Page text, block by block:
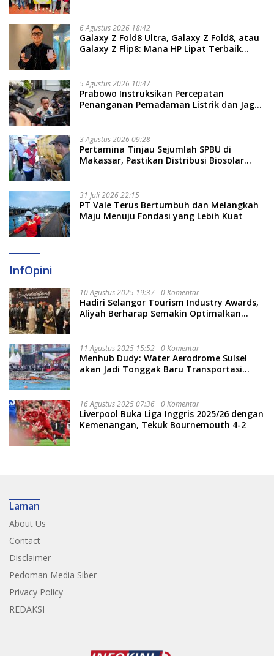
6 Agustus 2026 18:42
Galaxy Z Fold8 Ultra, Galaxy Z Fold8, atau
Galaxy Z Flip8: Mana HP Lipat Terbaik
5 Agustus 2026 10:47
Prabowo Instruksikan Percepatan
Penanganan Pemadaman Listrik dan Jaga
3 Agustus 2026 09:28
Pertamina Tinjau Sejumlah SPBU di
Makassar, Pastikan Distribusi Biosolar
31 Juli 2026 22:15
PT Vale Terus Bertumbuh dan Melangkah
Maju Menuju Fondasi yang Lebih Kuat
InfOpini
10 Agustus 2025 19:37 0 Komentar
Hadiri Selangor Tourism Industry Awards,
Aliyah Berharap Semakin Optimalkan
11 Agustus 2025 15:52 0 Komentar
Menhub Dudy: Water Aerodrome Sulsel
akan Jadi Tonggak Baru Transportasi
16 Agustus 2025 07:36 0 Komentar
Liverpool Buka Liga Inggris 2025/26 dengan
Kemenangan, Tekuk Bournemouth 4-2
Laman
About Us
Contact
Disclaimer
Pedoman Media Siber
Privacy Policy
REDAKSI